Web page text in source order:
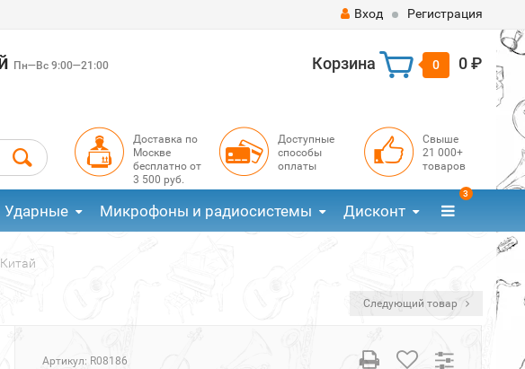
Вход Регистрация
Пн—Вс 9:00—21:00 Корзина 0 0 ₽
Доставка по
Москве
бесплатно от
3 500 руб.
Доступные
способы
оплаты
Свыше
21 000+
товаров
Ударные Микрофоны и радиосистемы Дисконт
3
Следующий товар
Артикул: R08186